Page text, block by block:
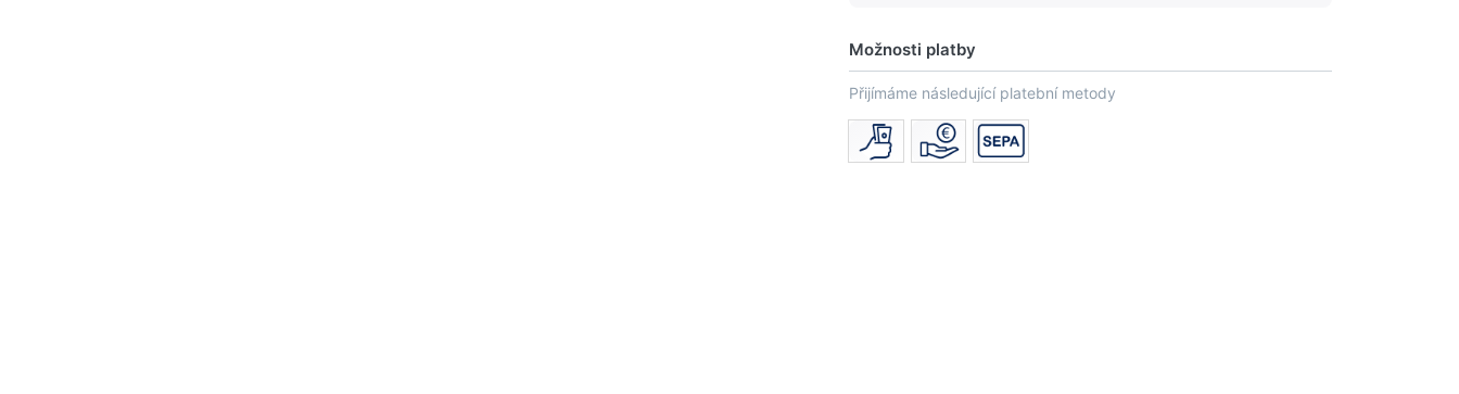
Možnosti platby
Přijímáme následující platební metody